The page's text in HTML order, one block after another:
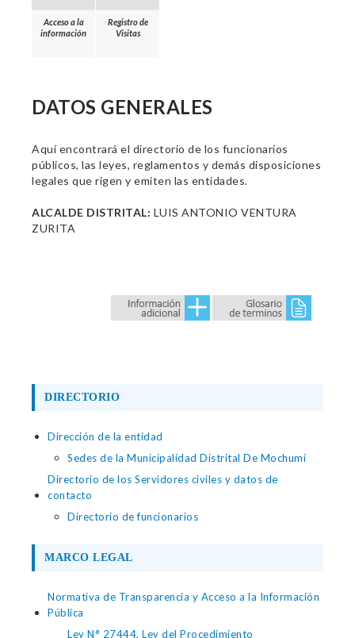
Acceso a la
información
Registro de
Visitas
DATOS GENERALES
Aquí encontrará el directorio de los funcionarios
públicos, las leyes, reglamentos y demás disposiciones
legales que rigen y emiten las entidades.
ALCALDE DISTRITAL: LUIS ANTONIO VENTURA
ZURITA
DIRECTORIO
Dirección de la entidad
Sedes de la Municipalidad Distrital De Mochumí
Directorio de los Servidores civiles y datos de
contacto
Directorio de funcionarios
MARCO LEGAL
Normativa de Transparencia y Acceso a la Información
Pública
Ley N° 27444, Ley del Procedimiento